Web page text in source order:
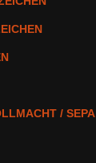
/ SEPA